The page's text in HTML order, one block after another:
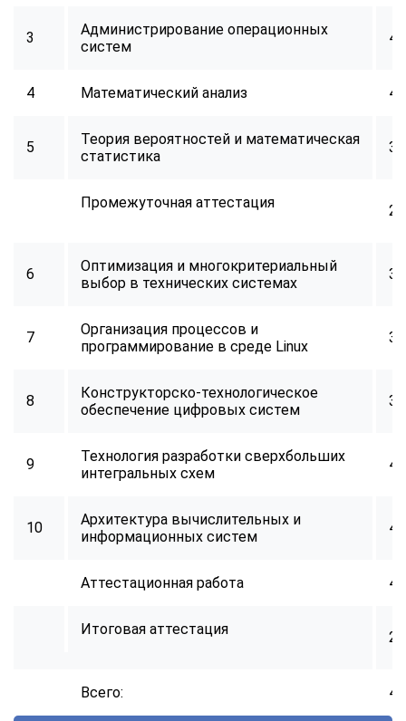
3
Администрирование операционных
систем
40
4 Математический анализ 40
5
Теория вероятностей и математическая
статистика
32
Промежуточная аттестация 2
6
Оптимизация и многокритериальный
выбор в технических системах
34
7
Организация процессов и
программирование в среде Linux
32
8
Конструкторско-технологическое
обеспечение цифровых систем
34
9
Технология разработки сверхбольших
интегральных схем
40
10
Архитектура вычислительных и
информационных систем
40
Аттестационная работа 40
Итоговая аттестация 2
Всего: